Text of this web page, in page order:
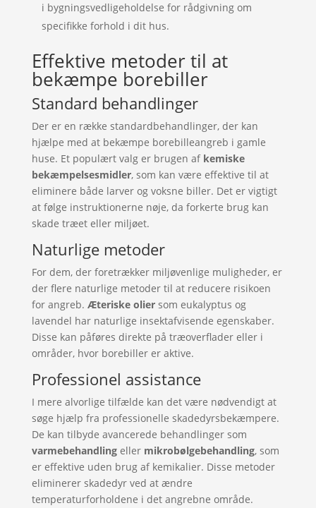
i bygningsvedligeholdelse for rådgivning om
specifikke forhold i dit hus.
Effektive metoder til at
bekæmpe borebiller
Standard behandlinger
Der er en række standardbehandlinger, der kan
hjælpe med at bekæmpe borebilleangreb i gamle
huse. Et populært valg er brugen af kemiske
bekæmpelsesmidler, som kan være effektive til at
eliminere både larver og voksne biller. Det er vigtigt
at følge instruktionerne nøje, da forkerte brug kan
skade træet eller miljøet.
Naturlige metoder
For dem, der foretrækker miljøvenlige muligheder, er
der flere naturlige metoder til at reducere risikoen
for angreb. Æteriske oliersom eukalyptus og
lavendel har naturlige insektafvisende egenskaber.
Disse kan påføres direkte på træoverflader eller i
områder, hvor borebiller er aktive.
Professionel assistance
I mere alvorlige tilfælde kan det være nødvendigt at
søge hjælp fra professionelle skadedyrsbekæmpere.
De kan tilbyde avancerede behandlinger som
varmebehandlingeller mikrobølgebehandling, som
er effektive uden brug af kemikalier. Disse metoder
eliminerer skadedyr ved at ændre
temperaturforholdene i det angrebne område.